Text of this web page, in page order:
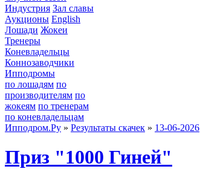
Индустрия Зал славы
Аукционы English
Лошади Жокеи
Тренеры
Коневладельцы
Коннозаводчики
Ипподромы
по лошадям по
производителям по
жокеям по тренерам
по коневладельцам
Ипподром.Ру » Результаты скачек » 13-06-2026
Приз "1000 Гиней"